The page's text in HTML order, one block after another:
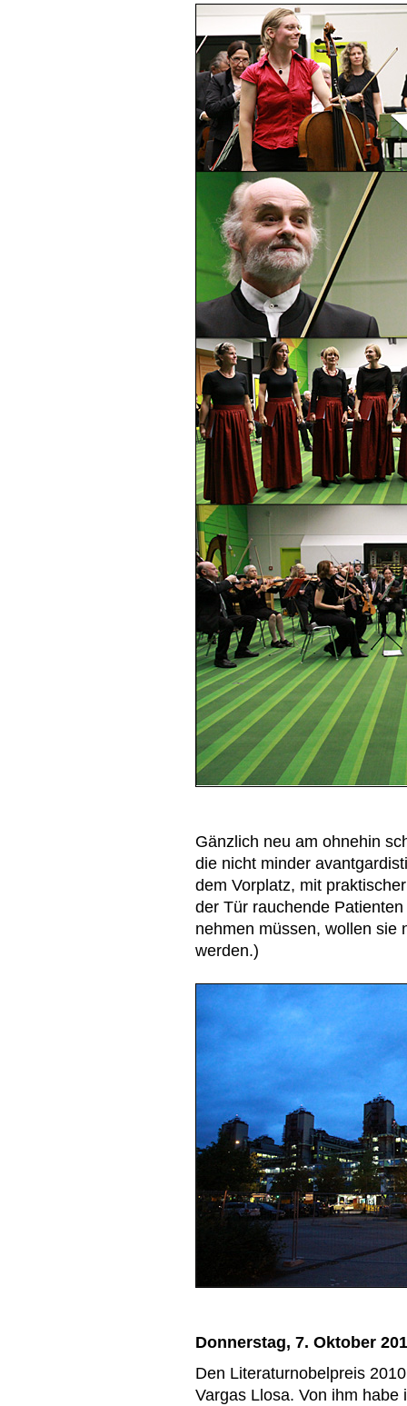
Gänzlich neu am ohnehin
die nicht minder
dem Vorplatz, mit
der Tür rauchende
nehmen müssen, wollen sie
werden.)
Donnerstag, 7. Oktober
Den Literaturnobelpreis
Vargas Llosa. Von ihm